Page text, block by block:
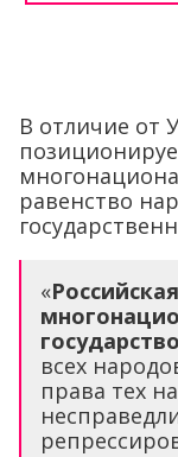
В отличие от
равенство
«
государство
всех
права тех